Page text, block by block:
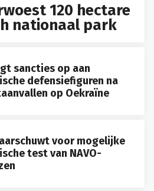
120 hectare
nationaal park
sancties op aan
defensiefiguren na
op Oekraïne
voor mogelijke
test van NAVO-